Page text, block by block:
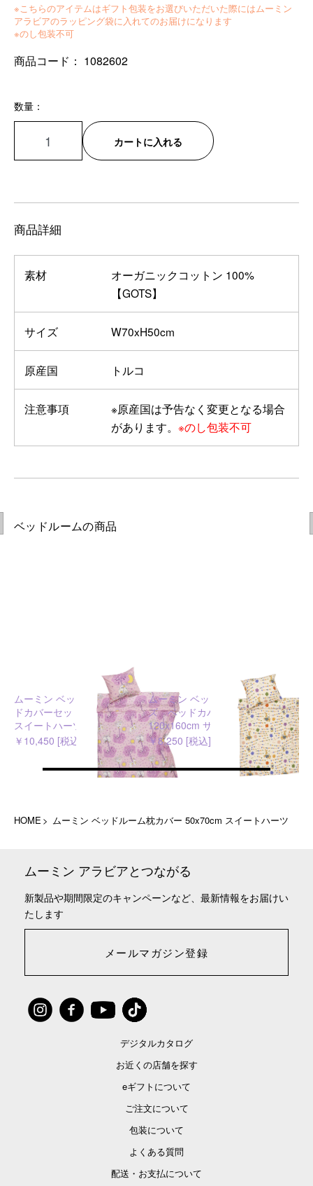
※こちらのアイテムはギフト包装をお選びいただいた際にはムーミン
アラビアのラッピング袋に入れてのお届けになります
※のし包装不可
商品コード： 1082602
数量：
カートに入れる
商品詳細
素材
オーガニックコットン 100%
【GOTS】
サイズ W70xH50cm
原産国 トルコ
注意事項
※原産国は予告なく変更となる場合
があります。※のし包装不可
ベッドルームの商品
ムーミン ベッドルーム ベッ
ドカバーセット 150x210cm
スイートハーツ
￥10,450 [税込]
ムーミン ベッドルーム キッ
ズ ベッドカバーセット
120x160cm サーカス
￥8,250 [税込]
HOME ムーミン ベッドルーム枕カバー 50x70cm スイートハーツ
ムーミン アラビアとつながる
新製品や期間限定のキャンペーンなど、最新情報をお届けい
たします
メールマガジン登録
デジタルカタログ
お近くの店舗を探す
eギフトについて
ご注文について
包装について
よくある質問
配送・お支払について